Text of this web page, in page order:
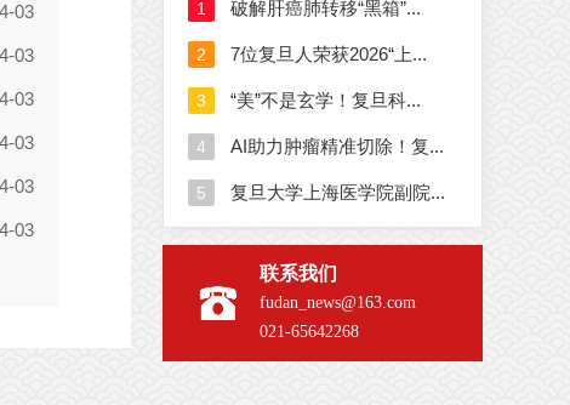
联系我们
fudan_news@163.com
021-65642268